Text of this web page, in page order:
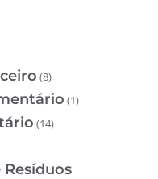
(8)
(1)
(14)